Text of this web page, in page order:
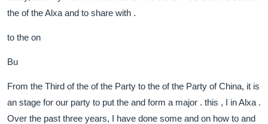
the of the Alxa and to share with .
to the on
Bu
From the Third of the of the Party to the of the Party of China, it is
an stage for our party to put the and form a major . this , I in Alxa .
Over the past three years, I have done some and on how to and